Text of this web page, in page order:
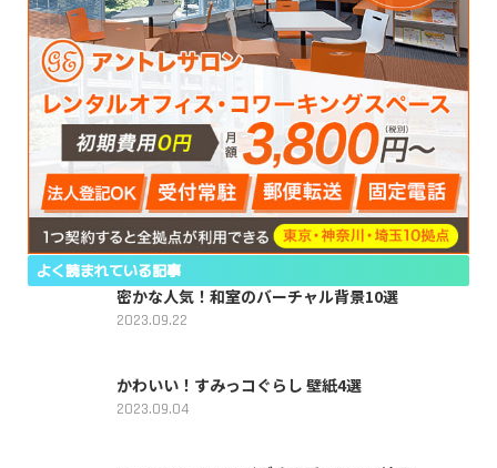
よく読まれている記事
密かな人気！和室のバーチャル背景10選
2023.09.22
かわいい！すみっコぐらし 壁紙4選
2023.09.04